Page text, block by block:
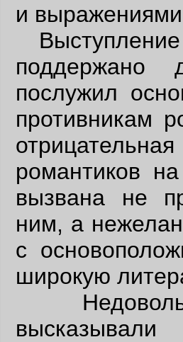
и
поддержано
послужил
противникам
романтиков
вызвана не
ним, а
с
широкую